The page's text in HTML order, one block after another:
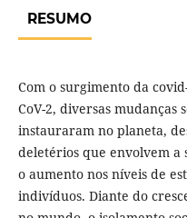
RESUMO
Com o surgimento da
CoV-2, diversas mudanças
instauraram no planeta,
deletérios que envolvem a
o aumento nos níveis de
indivíduos. Diante do